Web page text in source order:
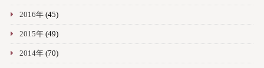
2016年(45)
2015年(49)
2014年(70)